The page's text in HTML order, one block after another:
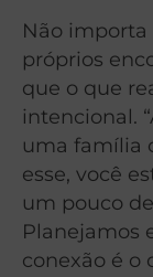
Não importa
próprios
que o que
intencional.
uma família
esse, você
um pouco
Planejamos
conexão é o